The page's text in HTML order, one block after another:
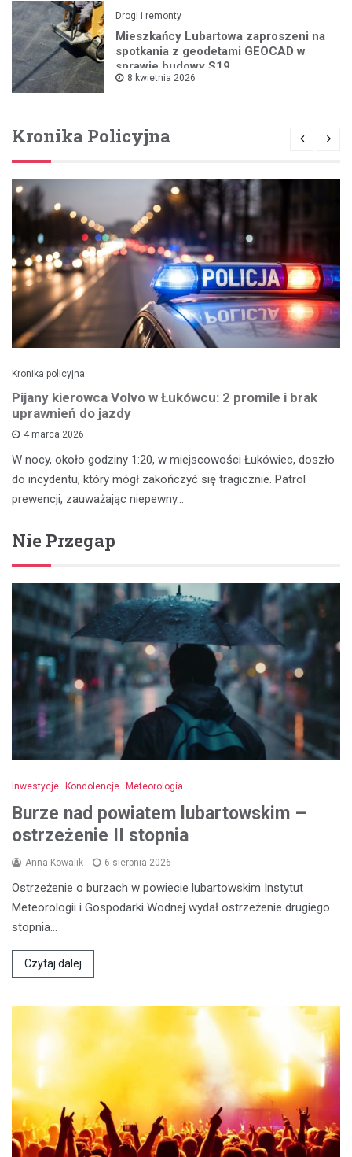
Drogi i remonty
Mieszkańcy Lubartowa zaproszeni na
spotkania z geodetami GEOCAD w
sprawie budowy S19
8 kwietnia 2026
Kronika Policyjna
Kronika policyjna
Pijany kierowca Volvo w Łukówcu: 2 promile i brak
uprawnień do jazdy
4 marca 2026
W nocy, około godziny 1:20, w miejscowości Łukówiec, doszło
do incydentu, który mógł zakończyć się tragicznie. Patrol
prewencji, zauważając niepewny…
Nie Przegap
Inwestycje Kondolencje Meteorologia
Burze nad powiatem lubartowskim –
ostrzeżenie II stopnia
Anna Kowalik 6 sierpnia 2026
Ostrzeżenie o burzach w powiecie lubartowskim Instytut
Meteorologii i Gospodarki Wodnej wydał ostrzeżenie drugiego
stopnia…
Czytaj dalej